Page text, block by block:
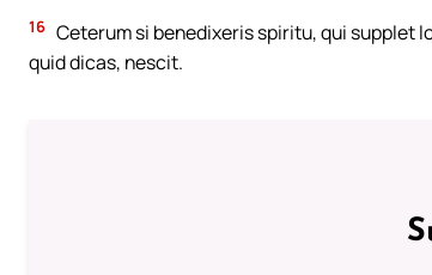
16 Ceterum si benedixeris spiritu, qui supplet
quid dicas, nescit.